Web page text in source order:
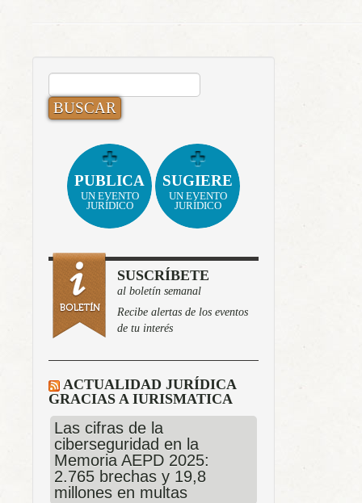
BUSCAR:
PUBLICA
UN EVENTO
JURÍDICO
SUGIERE
UN EVENTO
JURÍDICO
SUSCRÍBETE
al boletín semanal
Recibe alertas de los eventos
de tu interés
ACTUALIDAD JURÍDICA
GRACIAS A IURISMATICA
Las cifras de la
ciberseguridad en la
Memoria AEPD 2025:
2.765 brechas y 19,8
millones en multas